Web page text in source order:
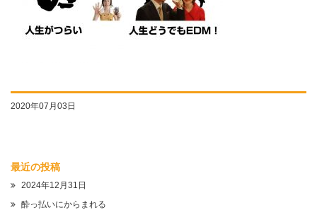
2020年07月03日
最近の投稿
2024年12月31日
酔っ払いにからまれる